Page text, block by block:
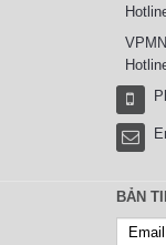
BẢN